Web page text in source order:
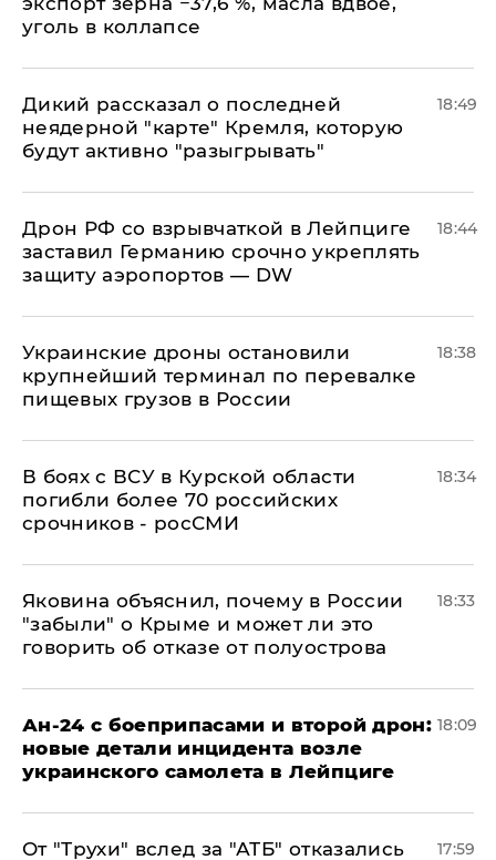
уголь в коллапсе
Дикий рассказал о последней
неядерной "карте" Кремля, которую
будут активно "разыгрывать"
18:49
​Дрон РФ со взрывчаткой в Лейпциге
заставил Германию срочно укреплять
защиту аэропортов — DW
18:44
Украинские дроны остановили
крупнейший терминал по перевалке
пищевых грузов в России
18:38
В боях с ВСУ в Курской области
погибли более 70 российских
срочников - росСМИ
18:34
Яковина объяснил, почему в России
"забыли" о Крыме и может ли это
говорить об отказе от полуострова
18:33
Ан-24 с боеприпасами и второй дрон:
новые детали инцидента возле
украинского самолета в Лейпциге
18:09
От "Трухи" вслед за "АТБ" отказались 17:59